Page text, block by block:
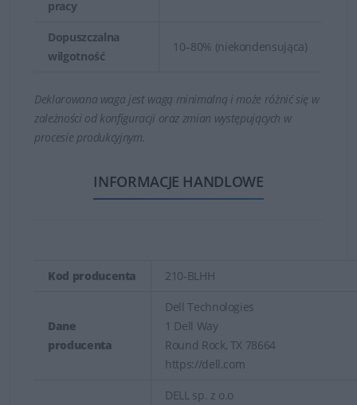
pracy
Dopuszczalna
wilgotność
10–80% (niekondensująca)
Deklarowana waga jest wagą minimalną i może różnić się w
zależności od konfiguracji oraz zmian występujących w
procesie produkcyjnym.
INFORMACJE HANDLOWE
Kod producenta 210-BLHH
Dane
producenta
Dell Technologies
1 Dell Way
Round Rock, TX 78664
https://dell.com
DELL sp. z o.o